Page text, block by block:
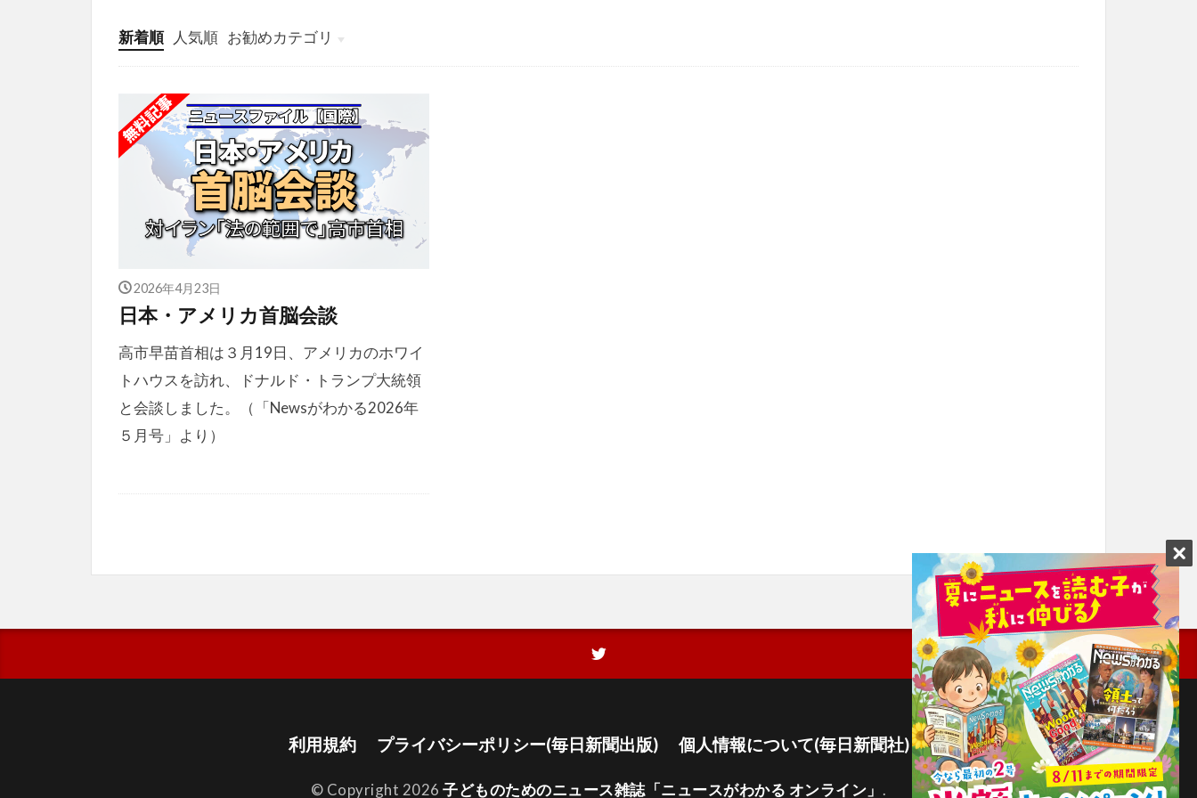
新着順 人気順 お勧めカテゴリ
投稿
学び
マンガ
電子書籍
2026年4月23日
日本・アメリカ首脳会談
高市早苗首相は３月19日、アメリカのホワイ
トハウスを訪れ、ドナルド・トランプ大統領
と会談しました。（「Newsがわかる2026年
５月号」より）
利用規約 プライバシーポリシー(毎日新聞出版) 個人情報について(毎日新聞社)
© Copyright 2026子どものためのニュース雑誌「ニュースがわかる オンライン」 .